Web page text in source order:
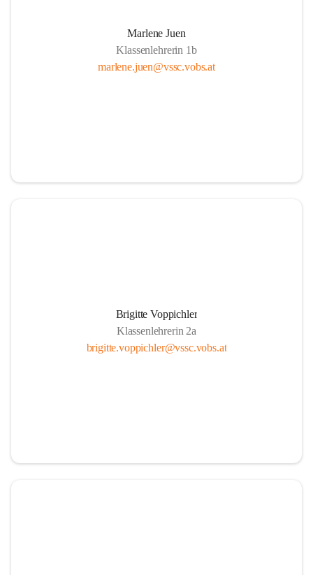
Marlene Juen
Klassenlehrerin 1b
marlene.juen@vssc.vobs.at
Brigitte Voppichler
Klassenlehrerin 2a
brigitte.voppichler@vssc.vobs.at